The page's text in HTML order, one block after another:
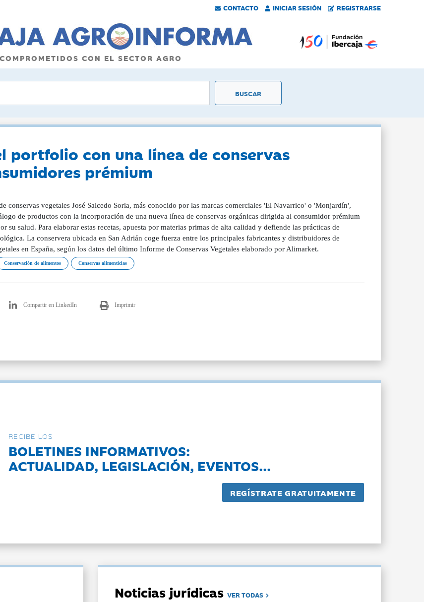
CONTACTO INICIAR SESIÓN REGISTRARSE
COMPROMETIDOS CON EL SECTOR AGRO
portfolio con una línea de conservas
prémium
conservas vegetales José Salcedo Soria, más conocido por las marcas comerciales 'El Navarrico' o 'Monjardín',
de productos con la incorporación de una nueva línea de conservas orgánicas dirigida al consumidor prémium
su salud. Para elaborar estas recetas, apuesta por materias primas de alta calidad y defiende las prácticas de
La conservera ubicada en San Adrián coge fuerza entre los principales fabricantes y distribuidores de
en España, según los datos del último Informe de Conservas Vegetales elaborado por Alimarket.
Conservación de alimentos Conservas alimenticias
Compartir en LinkedIn Imprimir
RECIBE LOS
BOLETINES INFORMATIVOS:
ACTUALIDAD, LEGISLACIÓN, EVENTOS...
Noticias jurídicasVER TODAS